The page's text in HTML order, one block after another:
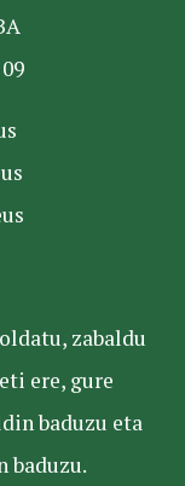
zabaldu
ere, gure
baduzu eta
baduzu.